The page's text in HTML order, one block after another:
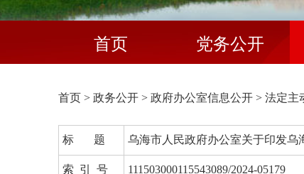
首页 党务公开
首页 > 政务公开 > 政府办公室信息公开 > 法定主
标 题 乌海市人民政府办公室关于印发乌
索 引 号 111503000115543089/2024-05179